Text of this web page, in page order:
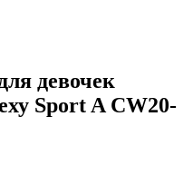
девочек
Sport A CW20-